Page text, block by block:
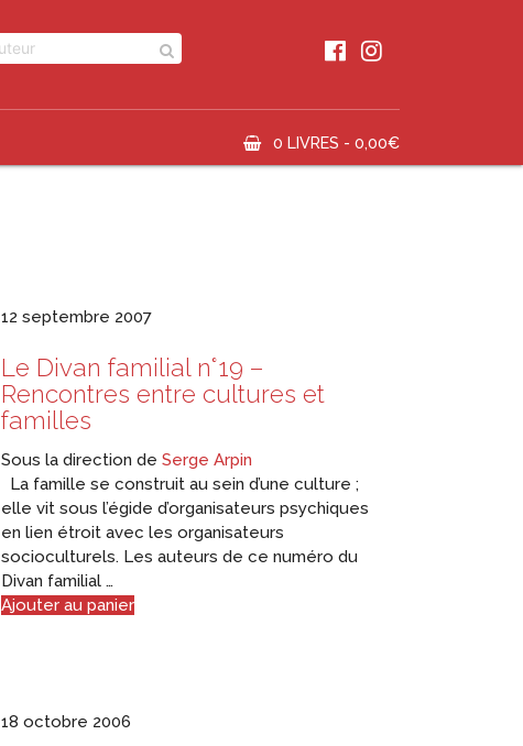
0 LIVRES - 0,00€
12 septembre 2007
Le Divan familial n°19 –
Rencontres entre cultures et
familles
Sous la direction de Serge Arpin
La famille se construit au sein d’une culture ;
elle vit sous l’égide d’organisateurs psychiques
en lien étroit avec les organisateurs
socioculturels. Les auteurs de ce numéro du
Divan familial …
Ajouter au panier
18 octobre 2006